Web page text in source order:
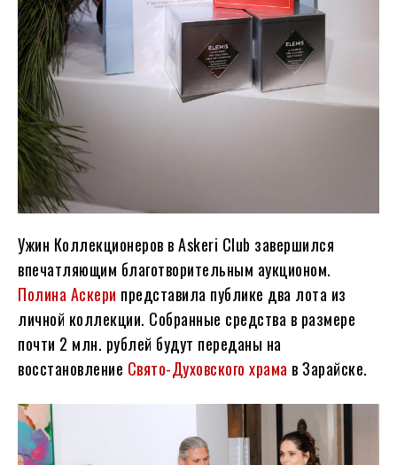
Ужин Коллекционеров в Askeri Club завершился
впечатляющим благотворительным аукционом.
Полина Аскери представила публике два лота из
личной коллекции. Собранные средства в размере
почти 2 млн. рублей будут переданы на
восстановление Свято-Духовского храма в Зарайске.